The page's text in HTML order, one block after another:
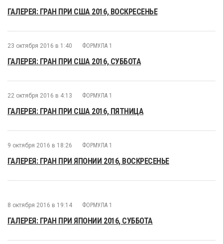
ГАЛЕРЕЯ: ГРАН ПРИ США 2016, ВОСКРЕСЕНЬЕ
23 октября 2016 в 1:40 ФОРМУЛА 1
ГАЛЕРЕЯ: ГРАН ПРИ США 2016, СУББОТА
22 октября 2016 в 4:13 ФОРМУЛА 1
ГАЛЕРЕЯ: ГРАН ПРИ США 2016, ПЯТНИЦА
9 октября 2016 в 18:26 ФОРМУЛА 1
ГАЛЕРЕЯ: ГРАН ПРИ ЯПОНИИ 2016, ВОСКРЕСЕНЬЕ
8 октября 2016 в 19:14 ФОРМУЛА 1
ГАЛЕРЕЯ: ГРАН ПРИ ЯПОНИИ 2016, СУББОТА